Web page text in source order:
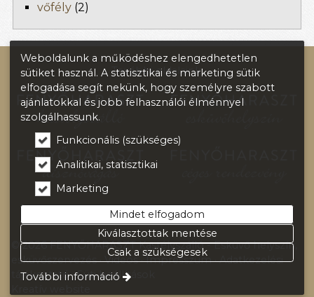
vőfély (2)
További oldalaink:
© 2026 FENYŐHARASZT Kastélyszálló - Esküvő helyszín,
esküvőszervezés
Videós Impresszum
Adatkezelési
tájékoztató
Süti beállítások
Weboldalunk a működéshez elengedhetetlen
sütiket használ. A statisztikai és marketing sütik
elfogadása segít nekünk, hogy személyre szabott
ajánlatokkal és jobb felhasználói élménnyel
szolgálhassunk.
Funkcionális (szükséges)
Analitikai, statisztikai
Marketing
Mindet elfogadom
Kiválasztottak mentése
Csak a szükségesek
További információ